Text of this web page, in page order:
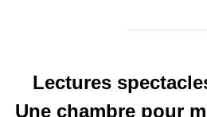
Lectures
Une chambre pour